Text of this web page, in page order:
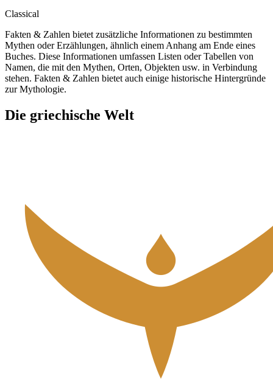
Classical
Fakten & Zahlen bietet zusätzliche Informationen zu bestimmten
Mythen oder Erzählungen, ähnlich einem Anhang am Ende eines
Buches. Diese Informationen umfassen Listen oder Tabellen von
Namen, die mit den Mythen, Orten, Objekten usw. in Verbindung
stehen. Fakten & Zahlen bietet auch einige historische Hintergründe
zur Mythologie.
Die griechische Welt